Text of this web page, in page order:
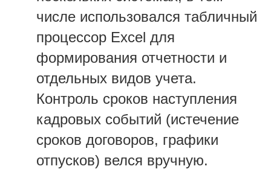
числе использовался табличный
процессор Excel для
формирования отчетности и
отдельных видов учета.
Контроль сроков наступления
кадровых событий (истечение
сроков договоров, графики
отпусков) велся вручную.